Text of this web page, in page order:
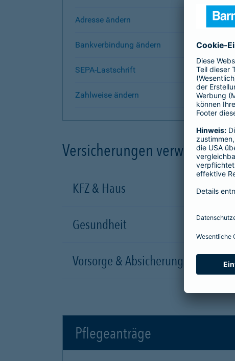
Adresse ändern
Bankverbindung ändern
SEPA-Lastschrift
Zahlweise ändern
Versicherungen verwalten
KFZ & Haus
Gesundheit
Vorsorge & Absicherung
Pflegeanträge